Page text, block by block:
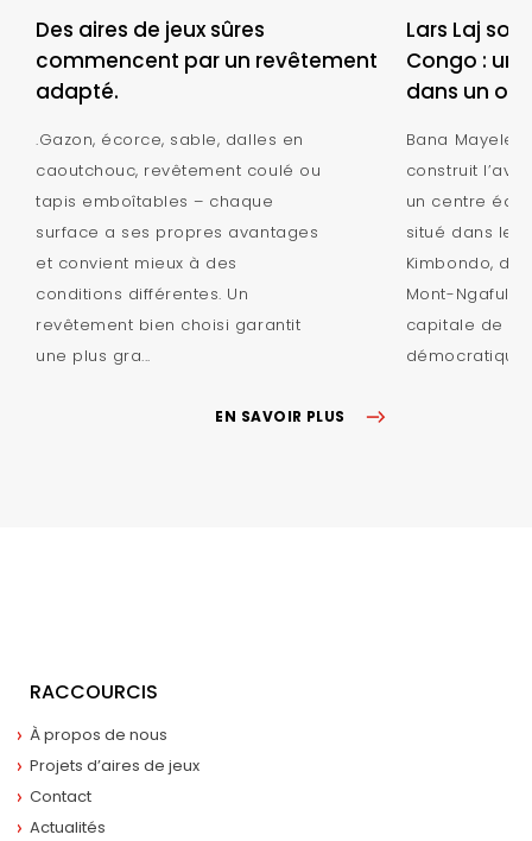
Des aires de jeux sûres
commencent par un revêtement
adapté.
.Gazon, écorce, sable, dalles en
caoutchouc, revêtement coulé ou
tapis emboîtables – chaque
surface a ses propres avantages
et convient mieux à des
conditions différentes. Un
revêtement bien choisi garantit
une plus gra...
EN SAVOIR PLUS
Lars Laj
Congo :
dans un
Bana Mayele
construit
un centre
situé dans le
Kimbondo,
Mont-Ngafula
capitale de la
démocratique
RACCOURCIS
À propos de nous
Projets d’aires de jeux
Contact
Actualités